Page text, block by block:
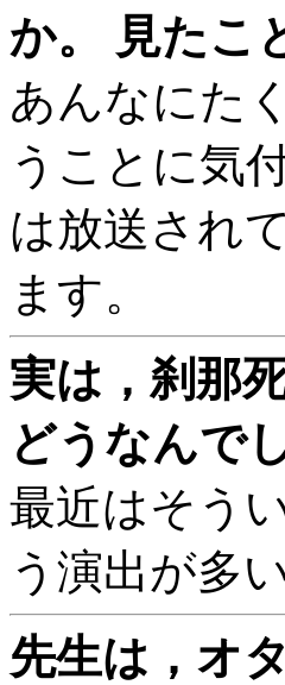
か。 見たこ
あんなにた
うことに気
は放送され
ます。
実は，刹那
どうなんで
最近はそう
う演出が多
先生は，オ